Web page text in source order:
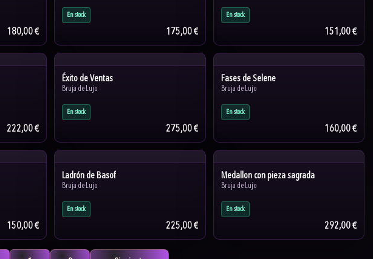
180,00 €
En stock
175,00 €
En stock
151,00 €
222,00 €
Éxito de Ventas
Bruja de Lujo
En stock
275,00 €
Fases de Selene
Bruja de Lujo
En stock
160,00 €
150,00 €
Ladrón de Basof
Bruja de Lujo
En stock
225,00 €
Medallon con pieza sagrada
Bruja de Lujo
En stock
292,00 €